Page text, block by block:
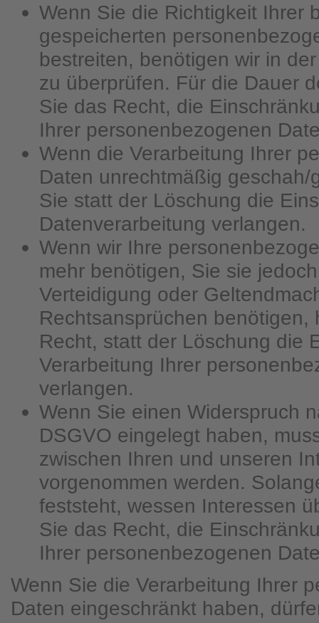
Wenn Sie die Richtigkeit Ihrer
gespeicherten
bestreiten, benötigen wir in
zu überprüfen. Für die Dauer
Sie das Recht, die
Ihrer personenbezogenen
Wenn die Verarbeitung Ihrer
Daten unrechtmäßig
Sie statt der Löschung die
Datenverarbeitung verlangen.
Wenn wir Ihre
mehr benötigen, Sie sie
Verteidigung oder
Rechtsansprüchen benötigen,
Recht, statt der Löschung die
Verarbeitung Ihrer
verlangen.
Wenn Sie einen Widerspruch
DSGVO eingelegt haben,
zwischen Ihren und unseren
vorgenommen werden.
feststeht, wessen Interessen
Sie das Recht, die
Ihrer personenbezogenen
Wenn Sie die Verarbeitung Ihrer
Daten eingeschränkt haben,